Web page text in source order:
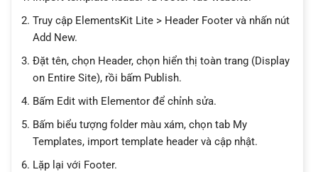
Truy cập ElementsKit Lite > Header Footer và nhấn nút
Add New.
Đặt tên, chọn Header, chọn hiển thị toàn trang (Display
on Entire Site), rồi bấm Publish.
Bấm Edit with Elementor để chỉnh sửa.
Bấm biểu tượng folder màu xám, chọn tab My
Templates, import template header và cập nhật.
Lặp lại với Footer.